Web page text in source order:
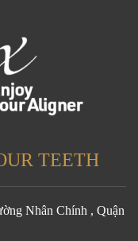
TEETH
Nhân Chính , Quận